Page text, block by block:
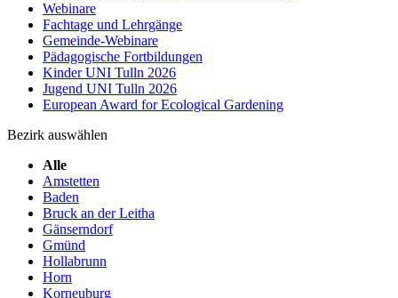
Webinare
Fachtage und Lehrgänge
Gemeinde-Webinare
Pädagogische Fortbildungen
Kinder UNI Tulln 2026
Jugend UNI Tulln 2026
European Award for Ecological Gardening
Bezirk auswählen
Alle
Amstetten
Baden
Bruck an der Leitha
Gänserndorf
Gmünd
Hollabrunn
Horn
Korneuburg